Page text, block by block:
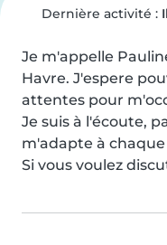
Dernière activité :
Je m'appelle
Havre. J'espere
attentes pour
Je suis à l'écoute,
m'adapte à
Si vous voulez